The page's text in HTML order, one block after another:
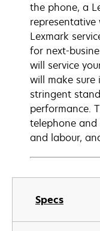
Specs
the phone, a
Lexmark
for next-
will service
will make sure
stringent
performance.
telephone
and labour,